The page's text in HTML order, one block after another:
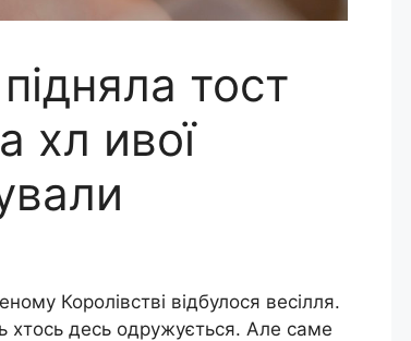
тост
хл ивої
Королівстві відбулося весілля.
хтось десь одружується. Але саме